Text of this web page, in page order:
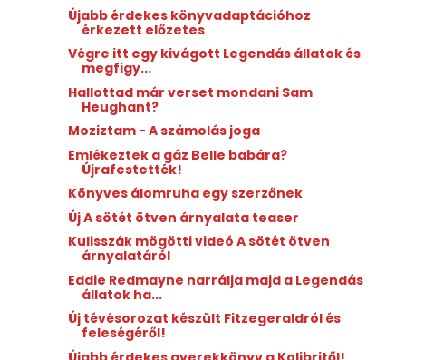
Újabb érdekes könyvadaptációhoz
érkezett előzetes
Végre itt egy kivágott Legendás állatok és
megfigy...
Hallottad már verset mondani Sam
Heughant?
Moziztam - A számolás joga
Emlékeztek a gáz Belle babára?
Újrafestették!
Könyves álomruha egy szerzőnek
Új A sötét ötven árnyalata teaser
Kulisszák mögötti videó A sötét ötven
árnyalatáról
Eddie Redmayne narrálja majd a Legendás
állatok ha...
Új tévésorozat készült Fitzegeraldról és
feleségéről!